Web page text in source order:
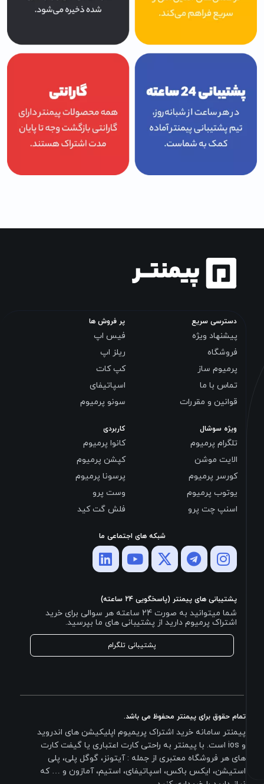
دسترسی سریع
پیشنهاد ویژه
فروشگاه
پرمیوم ساز
تماس با ما
قوانین و مقررات
پر فروش ها
فیس اپ
ریلز اپ
کپ کات
اسپاتیفای
سونو پرمیوم
ویژه سوشال
تلگرام پرمیوم
الایت موشن
کورسر پرمیوم
یوتوب پرمیوم
اسنپ چت پرو
کاربردی
کانوا پرمیوم
کپشن پرمیوم
پرسونا پرمیوم
وست پرو
فلش گت کید
شبکه های اجتماعی ما
پشتیبانی های پیمنتر (پاسخگویی 24 ساعته)
شما میتوانید به صورت 24 ساعته هر سوالی برای خرید
اشتراک پرمیوم دارید از پشتیبانی های ما بپرسید.
پشتیبانی تلگرام
تمام حقوق برای پیمنتر محفوظ می باشد.
پیمنتر سامانه خرید اشتراک پریمیوم اپلیکیشن های اندروید
و ios است. با پیمنتر به راحتی کارت اعتباری یا گیفت کارت
های هر فروشگاه معتبری از جمله : آیتونز، گوگل پلی، پلی
استیشن، ایکس باکس، اسپاتیفای، استیم، آمازون و … که